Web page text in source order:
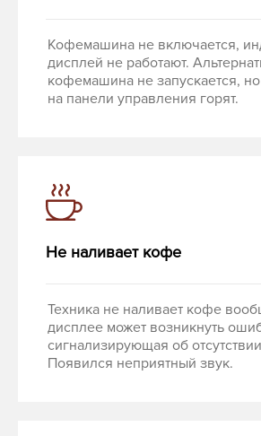
Кофемашина не включается,
дисплей не работают.
кофемашина не запускается,
на панели управления горят.
Не наливает кофе
Техника не наливает кофе
дисплее может возникнуть
сигнализирующая об
Появился неприятный звук.